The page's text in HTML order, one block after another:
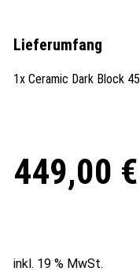
Lieferumfang
1x Ceramic Dark Block 45
449,00 €
inkl. 19 % MwSt.